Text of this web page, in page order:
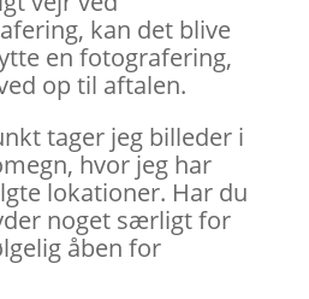
kan det blive
en fotografering,
op til aftalen.
tager jeg billeder i
hvor jeg har
lokationer. Har du
noget særligt for
åben for